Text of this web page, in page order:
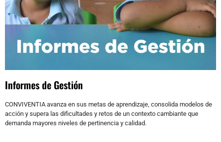
Informes de Gestión
CONVIVENTIA avanza en sus metas de aprendizaje, consolida modelos de
acción y supera las dificultades y retos de un contexto cambiante que
demanda mayores niveles de pertinencia y calidad.